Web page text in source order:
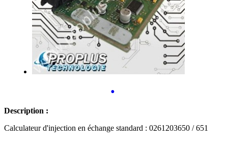
•
Description :
Calculateur d'injection en échange standard : 0261203650 / 651